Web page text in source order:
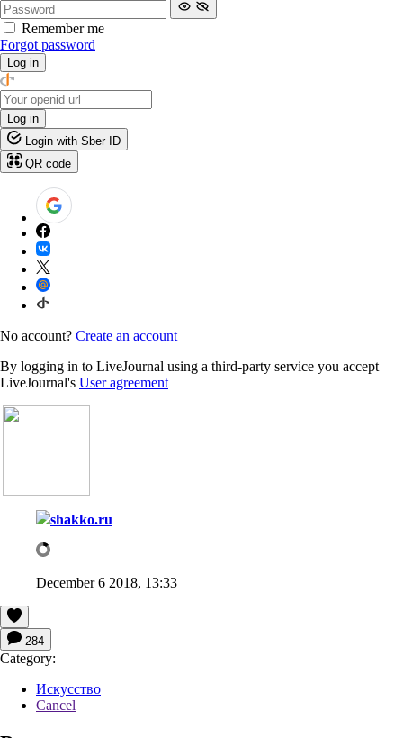
Remember me
Forgot password
Log in
Log in
Login with Sber ID
QR code
No account? Create an account
By logging in to LiveJournal using a third-party service you accept
LiveJournal's User agreement
shakko.ru
December 6 2018, 13:33
284
Category:
Искусство
Cancel